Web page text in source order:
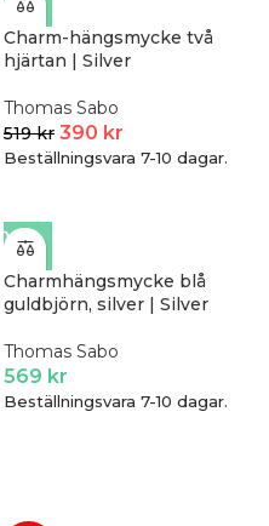
Charm-hängsmycke två
hjärtan | Silver
Thomas Sabo
519kr 390 kr
Beställningsvara 7-10 dagar.
Charmhängsmycke blå
guldbjörn, silver | Silver
Thomas Sabo
569 kr
Beställningsvara 7-10 dagar.